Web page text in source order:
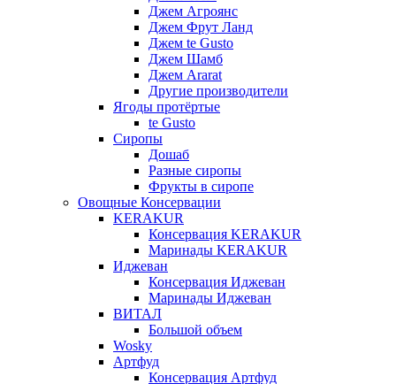
Джем Агроянс
Джем Фрут Ланд
Джем te Gusto
Джем Шамб
Джем Ararat
Другие производители
Ягоды протёртые
te Gusto
Сиропы
Дошаб
Разные сиропы
Фрукты в сиропе
Овощные Консервации
KERAKUR
Консервация KERAKUR
Маринады KERAKUR
Иджеван
Консервация Иджеван
Маринады Иджеван
ВИТАЛ
Большой объем
Wosky
Артфуд
Консервация Артфуд